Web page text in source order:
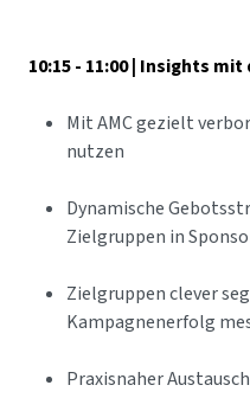
10:15 - 11:00 | Insights
Mit AMC gezielt
nutzen
Dynamische
Zielgruppen in
Zielgruppen clever
Kampagnenerfolg
Praxisnaher